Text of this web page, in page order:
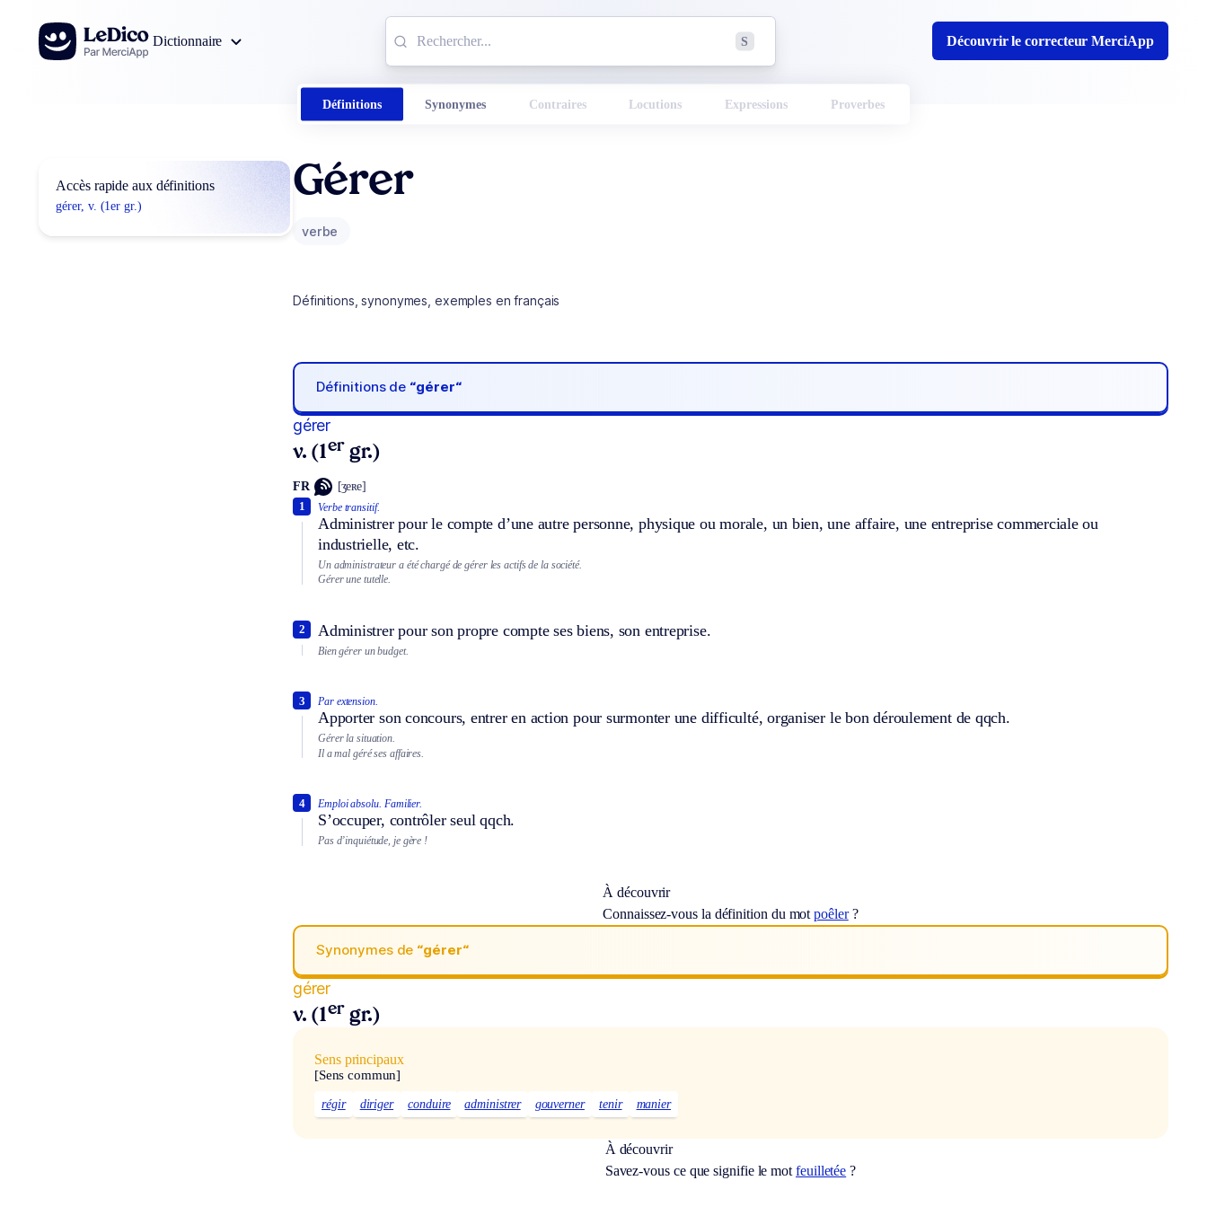
Aller au contenu
Dictionnaire
S Découvrir le correcteur MerciApp
Définitions Synonymes Contraires Locutions Expressions Proverbes
Accès rapide aux définitions
gérer, v. (1er gr.)
Gérer
verbe
Définitions, synonymes, exemples en français
Définitions de “gérer“
gérer
v. (1er gr.)
FR [ʒeʀe]
Verbe transitif.
Administrer pour le compte d’une autre personne, physique ou morale, un bien, une affaire, une entreprise commerciale ou
industrielle, etc.
1
Un administrateur a été chargé de gérer les actifs de la société.
Gérer une tutelle.
Administrer pour son propre compte ses biens, son entreprise.
2
Bien gérer un budget.
Par extension.
Apporter son concours, entrer en action pour surmonter une difficulté, organiser le bon déroulement de qqch.
3
Gérer la situation.
Il a mal géré ses affaires.
Emploi absolu. Familier.
S’occuper, contrôler seul qqch.
4
Pas d’inquiétude, je gère !
À découvrir
Connaissez-vous la définition du motpoêler?
Synonymes de “gérer“
gérer
v. (1er gr.)
Sens principaux
[Sens commun]
régir diriger conduire administrer gouverner tenir manier
À découvrir
Savez-vous ce que signifie le mot feuilletée ?